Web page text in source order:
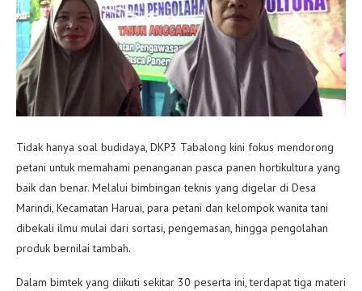
Tidak hanya soal budidaya, DKP3 Tabalong kini fokus mendorong
petani untuk memahami penanganan pasca panen hortikultura yang
baik dan benar. Melalui bimbingan teknis yang digelar di Desa
Marindi, Kecamatan Haruai, para petani dan kelompok wanita tani
dibekali ilmu mulai dari sortasi, pengemasan, hingga pengolahan
produk bernilai tambah.
Dalam bimtek yang diikuti sekitar 30 peserta ini, terdapat tiga materi